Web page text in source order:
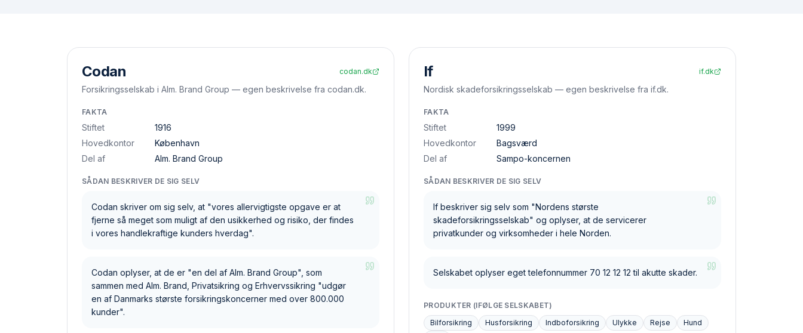
Side-om-side
Codan codan.dk
Forsikringsselskab i Alm. Brand Group — egen beskrivelse fra codan.dk.
FAKTA
Stiftet
1916
Hovedkontor
København
Del af
Alm. Brand Group
SÅDAN BESKRIVER DE SIG SELV
Codan skriver om sig selv, at "vores allervigtigste opgave er at
fjerne så meget som muligt af den usikkerhed og risiko, der findes
i vores handlekraftige kunders hverdag".
Codan oplyser, at de er "en del af Alm. Brand Group", som
sammen med Alm. Brand, Privatsikring og Erhvervssikring "udgør
en af Danmarks største forsikringskoncerner med over 800.000
kunder".
If if.dk
Nordisk skadeforsikringsselskab — egen beskrivelse fra if.dk.
FAKTA
Stiftet
1999
Hovedkontor
Bagsværd
Del af
Sampo-koncernen
SÅDAN BESKRIVER DE SIG SELV
If beskriver sig selv som "Nordens største
skadeforsikringsselskab" og oplyser, at de servicerer
privatkunder og virksomheder i hele Norden.
Selskabet oplyser eget telefonnummer 70 12 12 12 til akutte skader.
PRODUKTER (IFØLGE SELSKABET)
Bilforsikring
Husforsikring Indboforsikring Ulykke Rejse
Hund